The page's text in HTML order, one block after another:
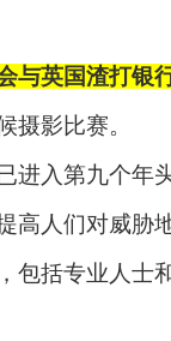
与英国渣打银
摄影比赛。
进入第九个年
高人们对威胁
包括专业人士